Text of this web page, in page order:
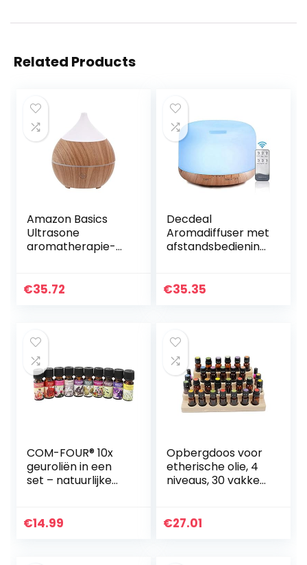
Related Products
Amazon Basics
Ultrasone
aromatherapie-
200 ml, basis in
€35.72
Decdeal
Aromadiffuser met
afstandsbediening,
ledlicht met 7
€35.35
COM-FOUR® 10x
geuroliën in een
set – natuurlijke
geurverspreiders,
€14.99
Opbergdoos voor
etherische olie, 4
niveaus, 30 vakken,
van hout, geschikt
€27.01